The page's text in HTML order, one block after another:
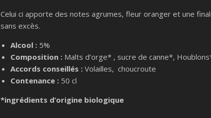
Celui ci apporte des notes agrumes, fleur oranger et une
sans excès.
Alcool :5%
Composition :Malts d’orge* , sucre de canne*,
Accords conseillés :Volailles, choucroute
Contenance :50 cl
*ingrédients d’origine biologique